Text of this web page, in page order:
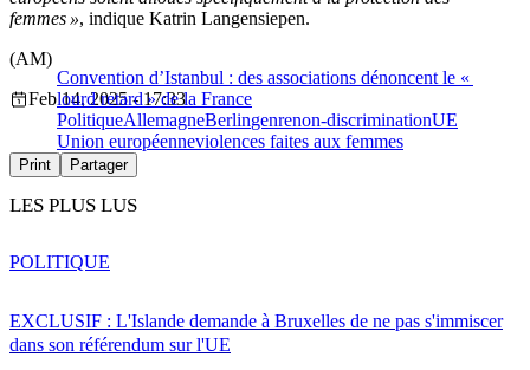
femmes », indique Katrin Langensiepen.
Convention d’Istanbul : des associations dénoncent le «
lourd retard » de la France
(AM)
Feb 14, 2025 - 17:33
PolitiqueAllemagneBerlingenrenon-discriminationUE
Union européenneviolences faites aux femmes
Print Partager
LES PLUS LUS
EXCLUSIF : L'Islande demande à Bruxelles de ne pas s'immiscer
dans son référendum sur l'UE
POLITIQUE